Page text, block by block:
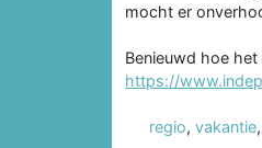
mocht er
Benieuwd hoe
https://
regio, vakantie,